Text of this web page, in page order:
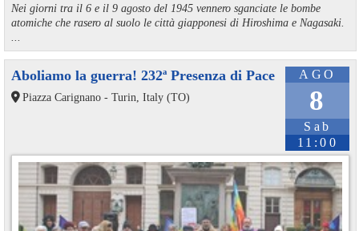
Nei giorni tra il 6 e il 9 agosto del 1945 vennero sganciate le bombe
atomiche che rasero al suolo le città giapponesi di Hiroshima e Nagasaki.
AGO
8
Sab
11:00
Aboliamo la guerra! 232ª Presenza di Pace
Piazza Carignano - Turin, Italy (TO)